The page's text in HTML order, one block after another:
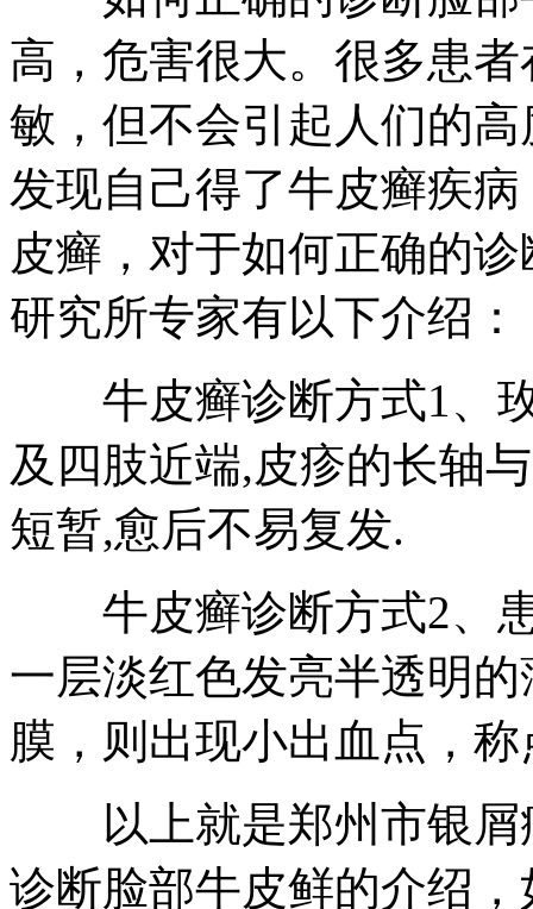
高，危害很大。很多患
敏，但不会引起人们的
发现自己得了牛皮癣疾
皮癣，对于如何正确的
研究所专家有以下介绍：
牛皮癣诊断方式1、玫
及四肢近端,皮疹的长轴
短暂,愈后不易复发.
牛皮癣诊断方式2、患
一层淡红色发亮半透明
膜，则出现小出血点，
以上就是郑州市银屑
诊断脸部牛皮鲜的介绍